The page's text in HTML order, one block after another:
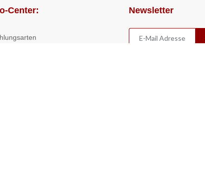
Center: Newsletter